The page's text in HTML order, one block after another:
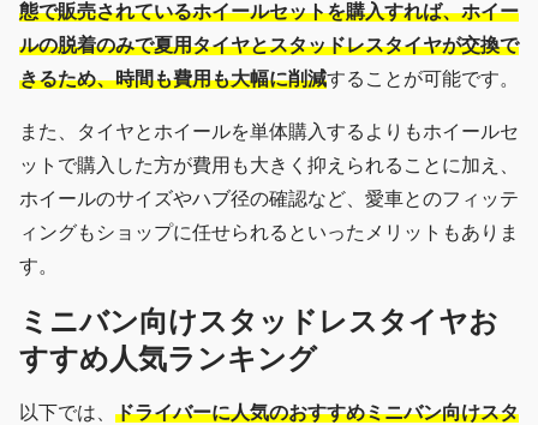
態で販売されているホイールセットを購入すれば、ホイー
ルの脱着のみで夏用タイヤとスタッドレスタイヤが交換で
きるため、時間も費用も大幅に削減することが可能です。
また、タイヤとホイールを単体購入するよりもホイールセ
ットで購入した方が費用も大きく抑えられることに加え、
ホイールのサイズやハブ径の確認など、愛車とのフィッテ
ィングもショップに任せられるといったメリットもありま
す。
ミニバン向けスタッドレスタイヤお
すすめ人気ランキング
以下では、 ドライバーに人気のおすすめミニバン向けスタ